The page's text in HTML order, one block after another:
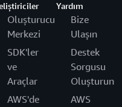
Oluşturucu
Merkezi
SDK'ler
ve
Araçlar
AWS'de
Yardım
Bize
Ulaşın
Destek
Sorgusu
Oluşturun
AWS